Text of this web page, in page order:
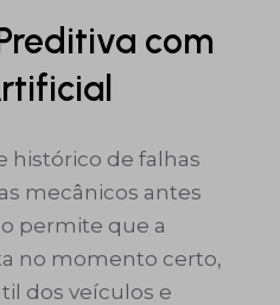
com
histórico de falhas
mecânicos antes
permite que a
no momento certo,
dos veículos e